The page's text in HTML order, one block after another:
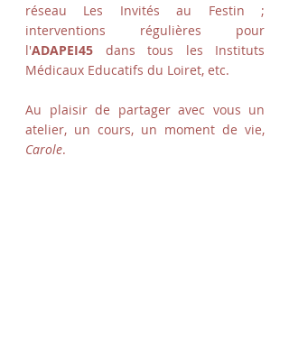
réseau Les Invités au Festin ;
interventions régulières pour
l'ADAPEI45 dans tous les Instituts
Médicaux Educatifs du Loiret, etc.
Au plaisir de partager avec vous un
atelier, un cours, un moment de vie,
Carole.